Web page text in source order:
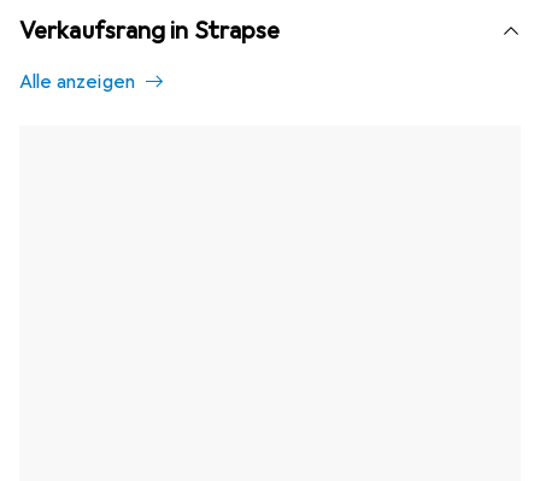
Verkaufsrang in Strapse
Alle anzeigen